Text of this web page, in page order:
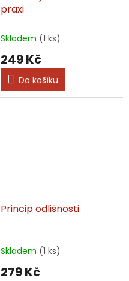
praxi
Skladem (1 ks)
249 Kč
Do košíku
Princip odlišnosti
Skladem (1 ks)
279 Kč